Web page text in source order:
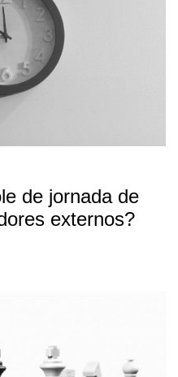
de jornada de
externos?